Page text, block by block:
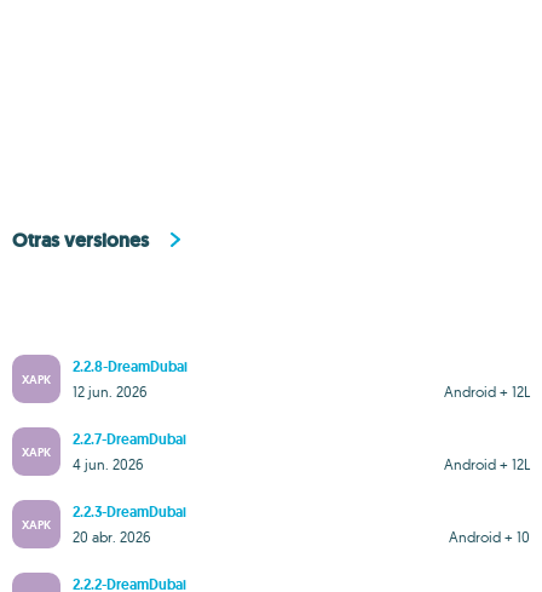
Otras versiones
XAPK
2.2.8-DreamDubai
Android + 12L
12 jun. 2026
XAPK
2.2.7-DreamDubai
Android + 12L
4 jun. 2026
XAPK
2.2.3-DreamDubai
Android + 10
20 abr. 2026
2.2.2-DreamDubai